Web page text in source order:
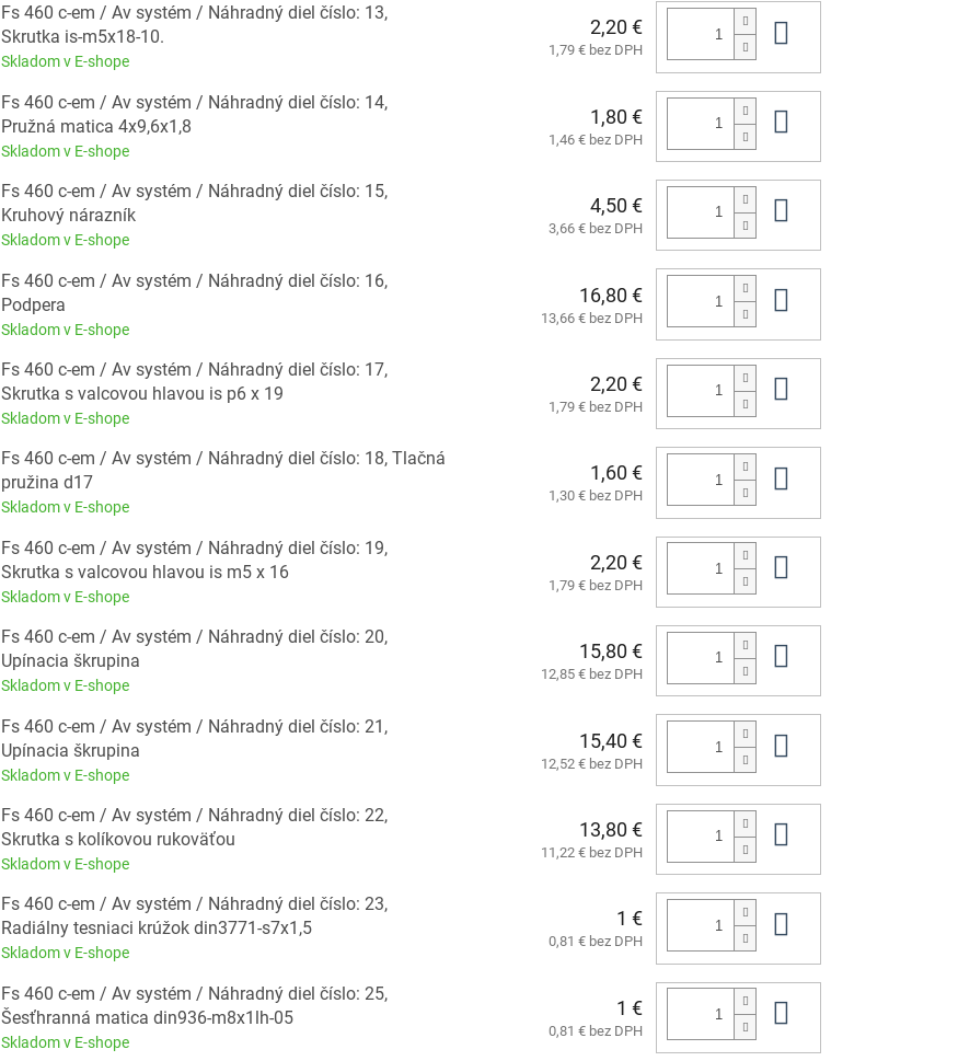
Fs 460 c-em / Av systém / Náhradný diel číslo: 13,
Skrutka is-m5x18-10.
Skladom v E-shope
2,20 €
1,79 € bez DPH
Fs 460 c-em / Av systém / Náhradný diel číslo: 14,
Pružná matica 4x9,6x1,8
Skladom v E-shope
1,80 €
1,46 € bez DPH
Fs 460 c-em / Av systém / Náhradný diel číslo: 15,
Kruhový nárazník
Skladom v E-shope
4,50 €
3,66 € bez DPH
Fs 460 c-em / Av systém / Náhradný diel číslo: 16,
Podpera
Skladom v E-shope
16,80 €
13,66 € bez DPH
Fs 460 c-em / Av systém / Náhradný diel číslo: 17,
Skrutka s valcovou hlavou is p6 x 19
Skladom v E-shope
2,20 €
1,79 € bez DPH
Fs 460 c-em / Av systém / Náhradný diel číslo: 18, Tlačná
pružina d17
Skladom v E-shope
1,60 €
1,30 € bez DPH
Fs 460 c-em / Av systém / Náhradný diel číslo: 19,
Skrutka s valcovou hlavou is m5 x 16
Skladom v E-shope
2,20 €
1,79 € bez DPH
Fs 460 c-em / Av systém / Náhradný diel číslo: 20,
Upínacia škrupina
Skladom v E-shope
15,80 €
12,85 € bez DPH
Fs 460 c-em / Av systém / Náhradný diel číslo: 21,
Upínacia škrupina
Skladom v E-shope
15,40 €
12,52 € bez DPH
Fs 460 c-em / Av systém / Náhradný diel číslo: 22,
Skrutka s kolíkovou rukoväťou
Skladom v E-shope
13,80 €
11,22 € bez DPH
Fs 460 c-em / Av systém / Náhradný diel číslo: 23,
Radiálny tesniaci krúžok din3771-s7x1,5
Skladom v E-shope
1 €
0,81 € bez DPH
Fs 460 c-em / Av systém / Náhradný diel číslo: 25,
Šesťhranná matica din936-m8x1lh-05
Skladom v E-shope
1 €
0,81 € bez DPH